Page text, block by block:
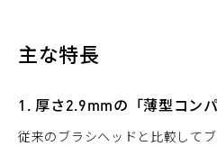
主な特長
1. 厚さ2.9mmの「薄型コンパ
従来のブラシヘッドと比較して